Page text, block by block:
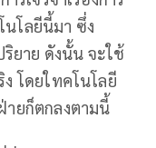
โลยีนี้มา ซึ่ง
ยาย ดังนั้น จะใช้
โดยใทคโนโลยี
ายก็ตกลงตามนี้